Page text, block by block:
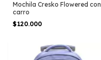
Mochila Cresko Flowered con
carro
$120.000